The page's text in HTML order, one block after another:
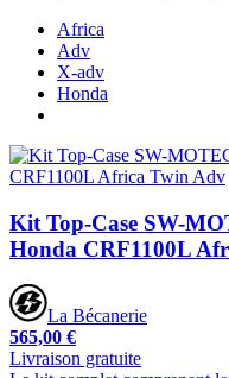
Africa
Adv
X-adv
Honda
Kit Top-Case SW-
Honda CRF1100L
La Bécanerie
565,00 €
Livraison gratuite